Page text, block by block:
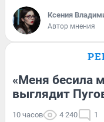
Ксения
Автор мнения
«Меня бесила
выглядит
10 часов 4 240 1